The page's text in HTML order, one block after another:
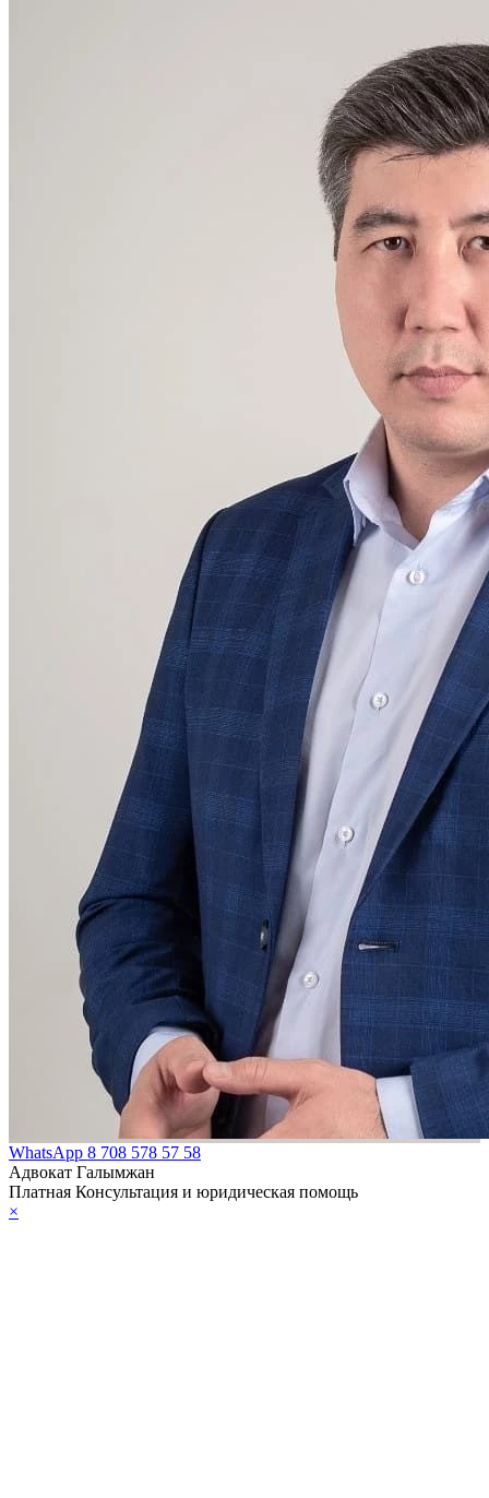
WhatsApp 8 708 578 57 58
Адвокат Галымжан
Платная Консультация и юридическая помощь
×